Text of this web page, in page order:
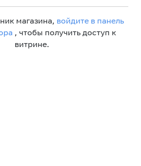
магазина, войдите в панель
, чтобы получить доступ к
витрине.